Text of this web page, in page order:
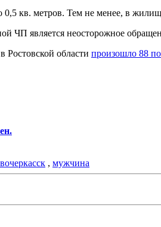
0,5 кв. метров. Тем не менее, в
ЧП является неосторожное
Ростовской области произошло 88
, мужчина